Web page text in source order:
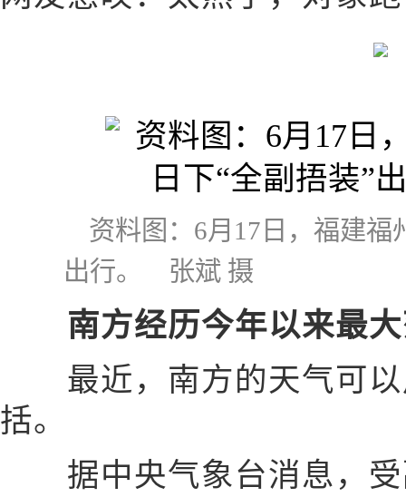
资料图：6月17日，福建福
出行。 张斌 摄
南方经历今年以来最
最近，南方的天气可以
括。
据中央气象台消息，受